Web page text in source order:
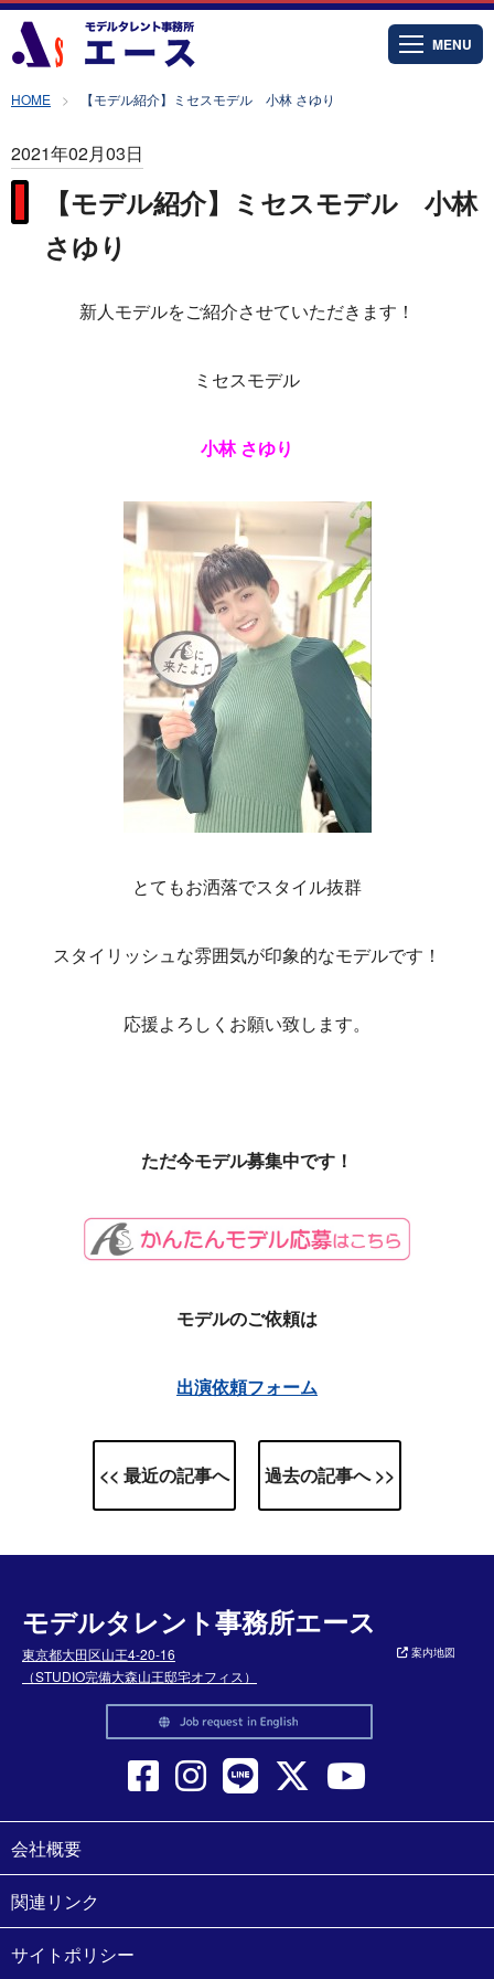
MENU
HOME 【モデル紹介】ミセスモデル 小林 さゆり
2021年02月03日
【モデル紹介】ミセスモデル 小林
さゆり
新人モデルをご紹介させていただきます！
ミセスモデル
小林 さゆり
とてもお洒落でスタイル抜群
スタイリッシュな雰囲気が印象的なモデルです！
応援よろしくお願い致します。
ただ今モデル募集中です！
モデルのご依頼は
出演依頼フォーム
<< 最近の記事へ 過去の記事へ >>
モデルタレント事務所エース
東京都大田区山王4-20-16
（STUDIO完備大森山王邸宅オフィス）
案内地図
会社概要
関連リンク
サイトポリシー